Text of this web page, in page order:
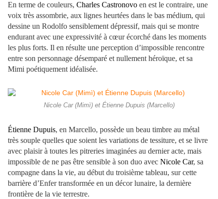
En terme de couleurs, Charles Castronovo en est le contraire, une
voix très assombrie, aux lignes heurtées dans le bas médium, qui
dessine un Rodolfo sensiblement dépressif, mais qui se montre
endurant avec une expressivité à cœur écorché dans les moments
les plus forts. Il en résulte une perception d’impossible rencontre
entre son personnage désemparé et nullement héroïque, et sa
Mimi poétiquement idéalisée.
Nicole Car (Mimì) et Étienne Dupuis (Marcello)
Étienne Dupuis, en Marcello, possède un beau timbre au métal
très souple quelles que soient les variations de tessiture, et se livre
avec plaisir à toutes les pitreries imaginées au dernier acte, mais
impossible de ne pas être sensible à son duo avec Nicole Car, sa
compagne dans la vie, au début du troisième tableau, sur cette
barrière d’Enfer transformée en un décor lunaire, la dernière
frontière de la vie terrestre.